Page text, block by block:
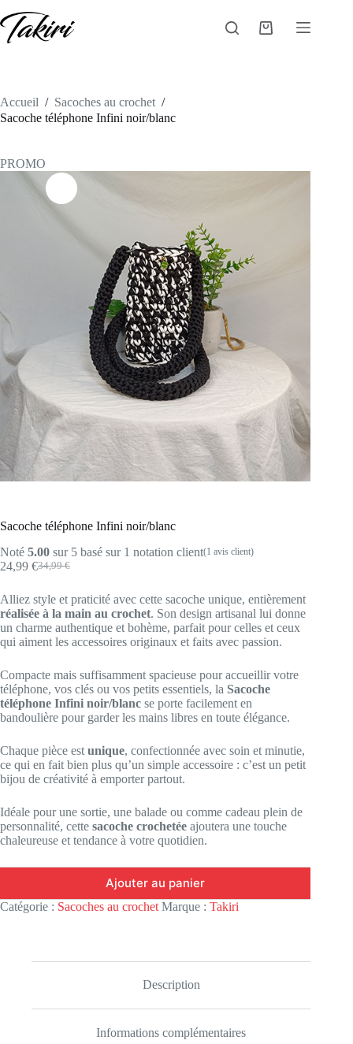
au
contenu
Panier
Accueil / Sacoches au crochet /
Sacoche téléphone Infini noir/blanc
PROMO
Sacoche téléphone Infini noir/blanc
Noté 5.00 sur 5 basé sur 1 notation client(1 avis client)
34,99€
Le
initial
était :
34,99 €.
24,99 €Le
actuel
est :
24,99 €.
Alliez style et praticité avec cette sacoche unique, entièrement
réalisée à la main au crochet. Son design artisanal lui donne
un charme authentique et bohème, parfait pour celles et ceux
qui aiment les accessoires originaux et faits avec passion.
Compacte mais suffisamment spacieuse pour accueillir votre
téléphone, vos clés ou vos petits essentiels, la Sacoche
téléphone Infini noir/blanc se porte facilement en
bandoulière pour garder les mains libres en toute élégance.
Chaque pièce est unique, confectionnée avec soin et minutie,
ce qui en fait bien plus qu’un simple accessoire : c’est un petit
bijou de créativité à emporter partout.
Idéale pour une sortie, une balade ou comme cadeau plein de
personnalité, cette sacoche crochetée ajoutera une touche
chaleureuse et tendance à votre quotidien.
Ajouter au panier
Catégorie : Sacoches au crochet Marque : Takiri
Description
Informations complémentaires